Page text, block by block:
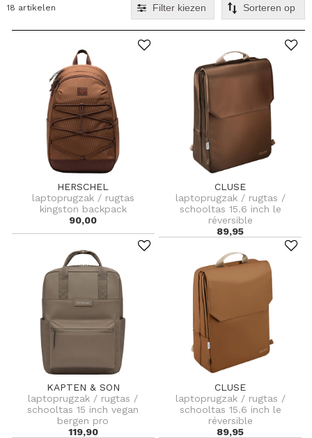
18 artikelen Filter kiezen
HERSCHEL
laptoprugzak / rugtas
kingston backpack
90,00
CLUSE
laptoprugzak / rugtas /
schooltas 15.6 inch le
réversible
89,95
KAPTEN & SON
laptoprugzak / rugtas /
schooltas 15 inch vegan
bergen pro
119,90
CLUSE
laptoprugzak / rugtas /
schooltas 15.6 inch le
réversible
89,95